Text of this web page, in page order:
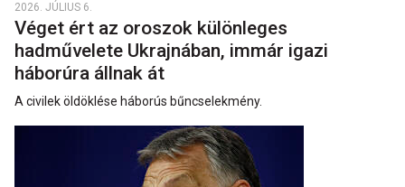
2026. JÚLIUS 6.
Véget ért az oroszok különleges
hadművelete Ukrajnában, immár igazi
háborúra állnak át
A civilek öldöklése háborús bűncselekmény.